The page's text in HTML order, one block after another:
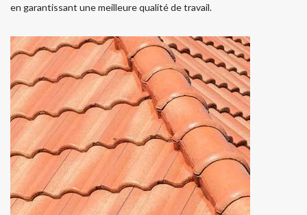
en garantissant une meilleure qualité de travail.